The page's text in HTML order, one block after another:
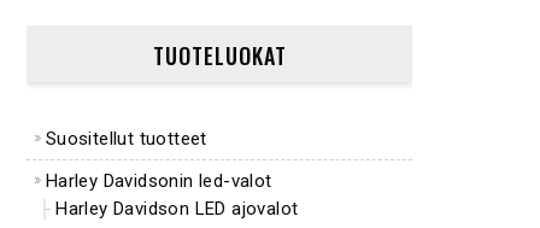
TUOTELUOKAT
Suositellut tuotteet
Harley Davidsonin led-valot
Harley Davidson LED ajovalot